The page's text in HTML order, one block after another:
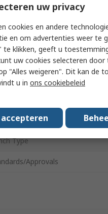
Type
Length
of Pieces
Type
Approvals
uw privacy
cookies en andere
en om advertenties weer te
te klikken, geeft u
uw cookies selecteren
"Alles weigeren". Dit kan de
u in ons cookiebeleid